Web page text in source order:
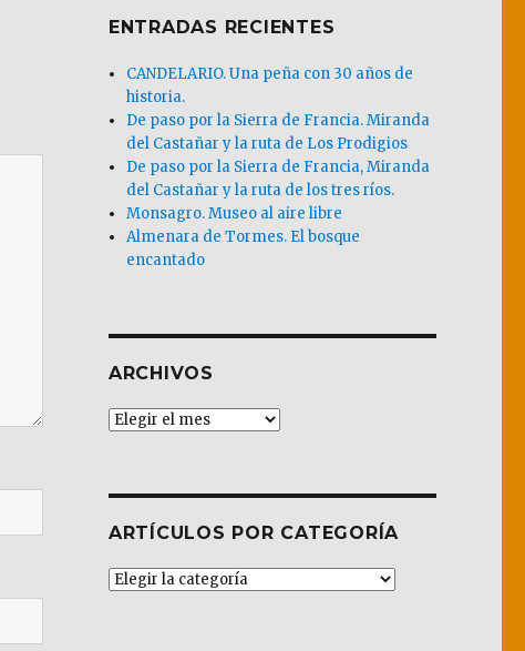
ENTRADAS RECIENTES
CANDELARIO. Una peña con 30 años de
historia.
De paso por la Sierra de Francia. Miranda
del Castañar y la ruta de Los Prodigios
De paso por la Sierra de Francia, Miranda
del Castañar y la ruta de los tres ríos.
Monsagro. Museo al aire libre
Almenara de Tormes. El bosque
encantado
ARCHIVOS
Archivos
ARTÍCULOS POR CATEGORÍA
Artículos